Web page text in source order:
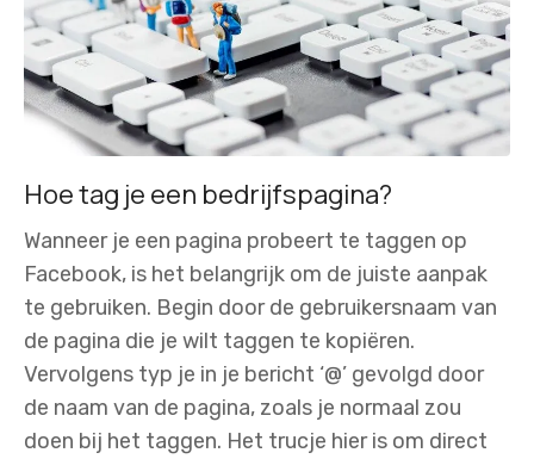
Hoe tag je een bedrijfspagina?
Wanneer je een pagina probeert te taggen op
Facebook, is het belangrijk om de juiste aanpak
te gebruiken. Begin door de gebruikersnaam van
de pagina die je wilt taggen te kopiëren.
Vervolgens typ je in je bericht ‘@’ gevolgd door
de naam van de pagina, zoals je normaal zou
doen bij het taggen. Het trucje hier is om direct